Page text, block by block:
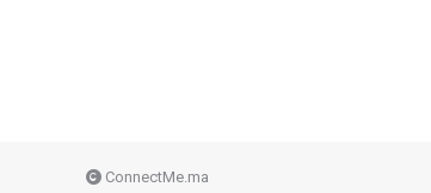
ConnectMe.ma